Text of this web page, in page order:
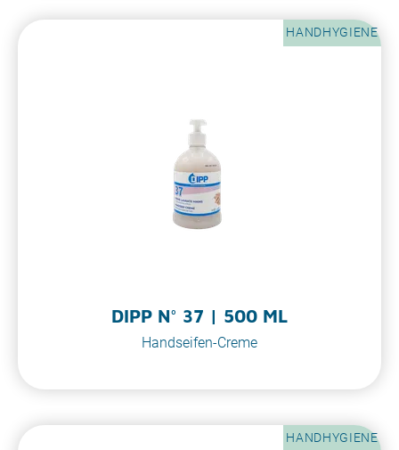
HANDHYGIENE
DIPP N° 37 | 500 ML
Handseifen-Creme
HANDHYGIENE